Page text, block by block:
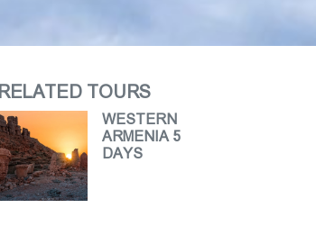
RELATED TOURS
WESTERN
ARMENIA 5
DAYS